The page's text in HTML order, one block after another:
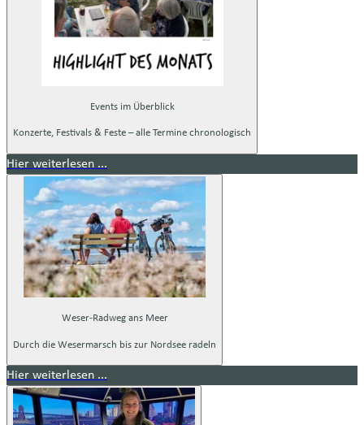
Events im Überblick
Konzerte, Festivals & Feste – alle Termine chronologisch
Hier weiterlesen ...
Weser-Radweg ans Meer
Durch die Wesermarsch bis zur Nordsee radeln
Hier weiterlesen ...